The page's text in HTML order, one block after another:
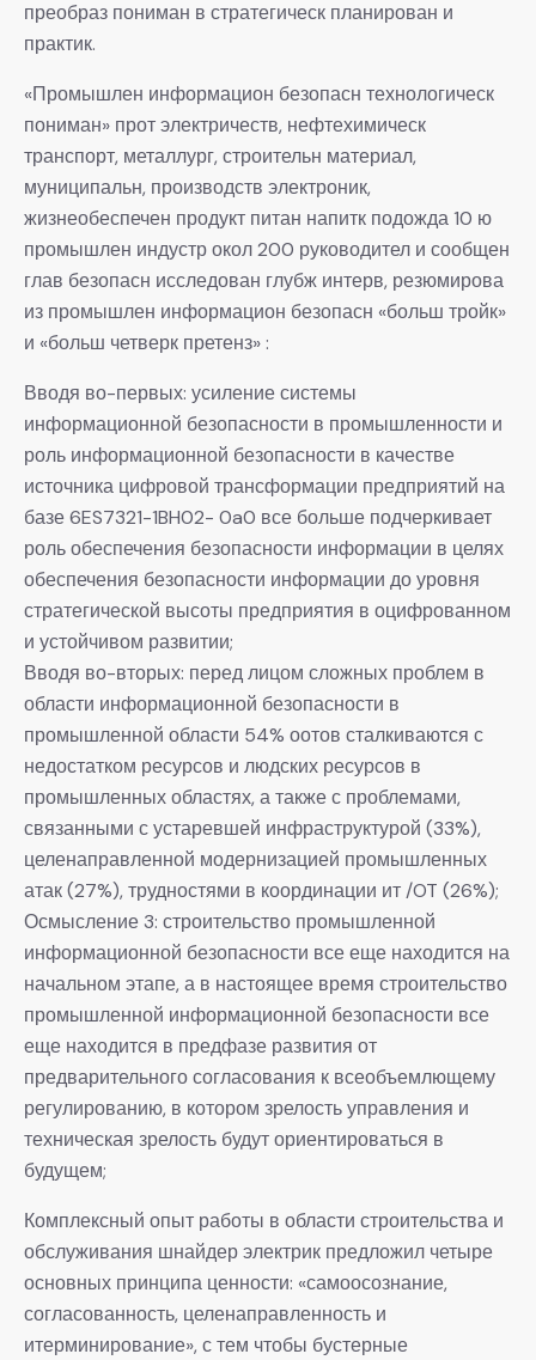
преобраз пониман в стратегическ планирован и
практик.
«Промышлен информацион безопасн технологическ
пониман» прот электричеств, нефтехимическ
транспорт, металлург, строительн материал,
муниципальн, производств электроник,
жизнеобеспечен продукт питан напитк подожда 10 ю
промышлен индустр окол 200 руководител и сообщен
глав безопасн исследован глубж интерв, резюмирова
из промышлен информацион безопасн «больш тройк»
и «больш четверк претенз» :
Вводя во-первых: усиление системы
информационной безопасности в промышленности и
роль информационной безопасности в качестве
источника цифровой трансформации предприятий на
базе 6ES7321-1BH02- 0a0 все больше подчеркивает
роль обеспечения безопасности информации в целях
обеспечения безопасности информации до уровня
стратегической высоты предприятия в оцифрованном
и устойчивом развитии;
Вводя во-вторых: перед лицом сложных проблем в
области информационной безопасности в
промышленной области 54% оотов сталкиваются с
недостатком ресурсов и людских ресурсов в
промышленных областях, а также с проблемами,
связанными с устаревшей инфраструктурой (33%),
целенаправленной модернизацией промышленных
атак (27%), трудностями в координации ит /OT (26%);
Осмысление 3: строительство промышленной
информационной безопасности все еще находится на
начальном этапе, а в настоящее время строительство
промышленной информационной безопасности все
еще находится в предфазе развития от
предварительного согласования к всеобъемлющему
регулированию, в котором зрелость управления и
техническая зрелость будут ориентироваться в
будущем;
Комплексный опыт работы в области строительства и
обслуживания шнайдер электрик предложил четыре
основных принципа ценности: «самоосознание,
согласованность, целенаправленность и
итерминирование», с тем чтобы бустерные